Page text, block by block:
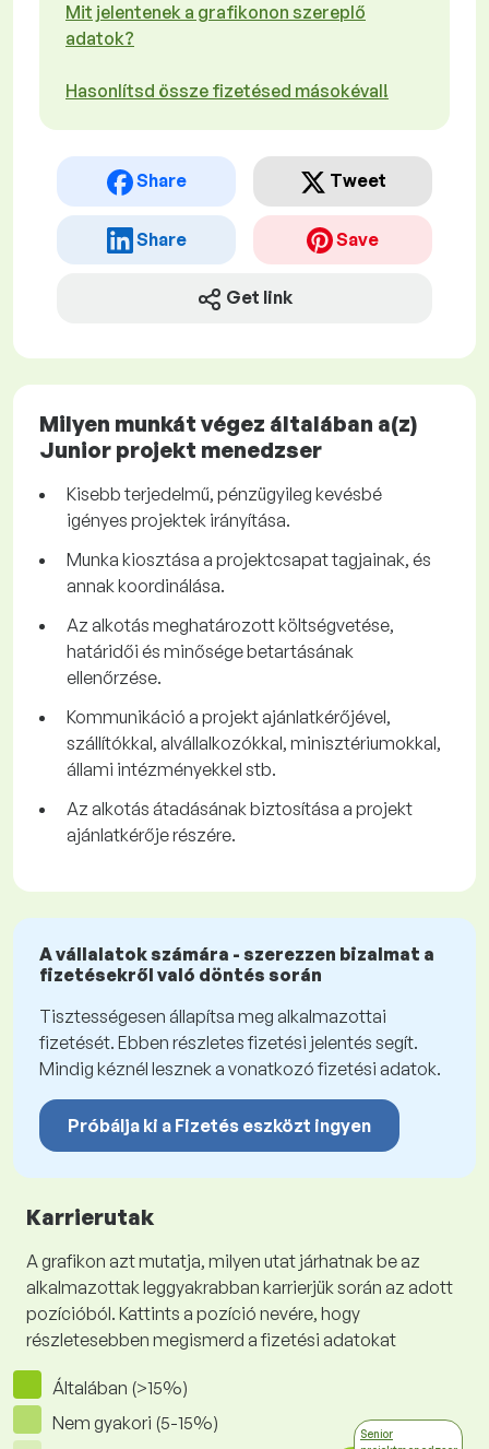
Mit jelentenek a grafikonon szereplő
adatok?
Hasonlítsd össze fizetésed másokéval!
Share Tweet
Share Save
Get link
Milyen munkát végez általában a(z)
Junior projekt menedzser
Kisebb terjedelmű, pénzügyileg kevésbé
igényes projektek irányítása.
Munka kiosztása a projektcsapat tagjainak, és
annak koordinálása.
Az alkotás meghatározott költségvetése,
határidői és minősége betartásának
ellenőrzése.
Kommunikáció a projekt ajánlatkérőjével,
szállítókkal, alvállalkozókkal, minisztériumokkal,
állami intézményekkel stb.
Az alkotás átadásának biztosítása a projekt
ajánlatkérője részére.
A vállalatok számára - szerezzen bizalmat a
fizetésekről való döntés során
Tisztességesen állapítsa meg alkalmazottai
fizetését. Ebben részletes fizetési jelentés segít.
Mindig kéznél lesznek a vonatkozó fizetési adatok.
Próbálja ki a Fizetés eszközt ingyen
Karrierutak
A grafikon azt mutatja, milyen utat járhatnak be az
alkalmazottak leggyakrabban karrierjük során az adott
pozícióból. Kattints a pozíció nevére, hogy
részletesebben megismerd a fizetési adatokat
Általában (>15%)
Nem gyakori (5-15%)
Senior